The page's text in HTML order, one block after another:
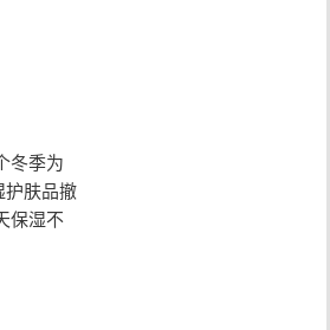
冬季为
护肤品撤
保湿不